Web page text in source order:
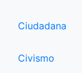
Ciudadana
Civismo